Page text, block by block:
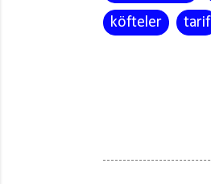
köfteler
tarif